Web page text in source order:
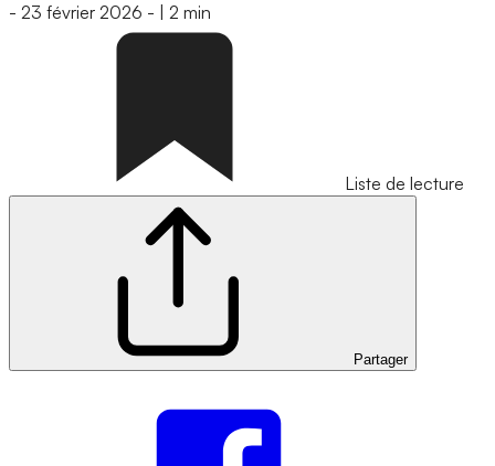
- 23 février 2026 - 2 min
Liste de lecture
Partager